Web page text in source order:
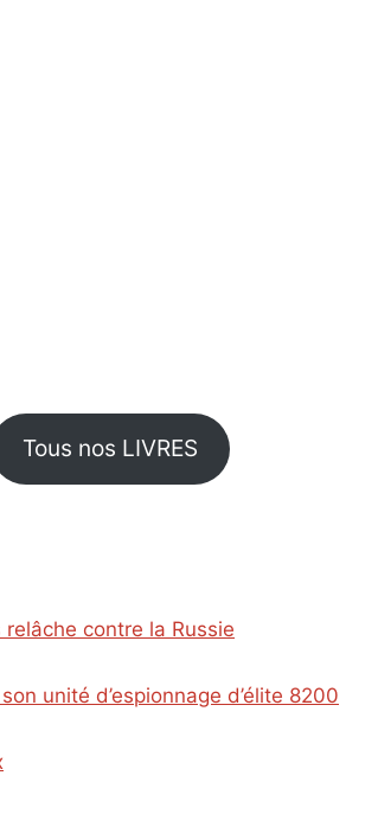
Tous nos LIVRES
contre la Russie
unité d’espionnage d’élite 8200